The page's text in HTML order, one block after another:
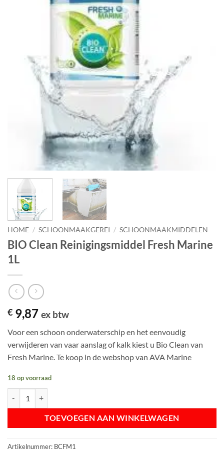
HOME / SCHOONMAAKGEREI / SCHOONMAAKMIDDELEN
BIO Clean Reinigingsmiddel Fresh Marine
1L
€ 9,87 ex btw
Voor een schoon onderwaterschip en het eenvoudig
verwijderen van vaar aanslag of kalk kiest u Bio Clean van
Fresh Marine. Te koop in de webshop van AVA Marine
18 op voorraad
TOEVOEGEN AAN WINKELWAGEN
Artikelnummer: BCFM1